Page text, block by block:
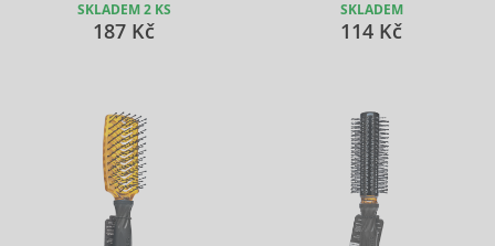
SKLADEM 2 KS
187 Kč
SKLADEM
114 Kč